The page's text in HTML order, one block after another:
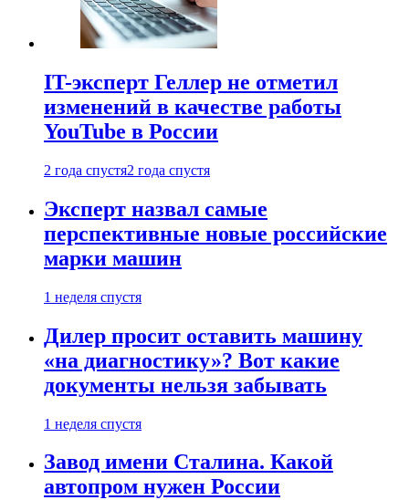
IT-эксперт Геллер не отметил
изменений в качестве работы
YouTube в России
2 года спустя2 года спустя
Эксперт назвал самые
перспективные новые российские
марки машин
1 неделя спустя
Дилер просит оставить машину
«на диагностику»? Вот какие
документы нельзя забывать
1 неделя спустя
Завод имени Сталина. Какой
автопром нужен России